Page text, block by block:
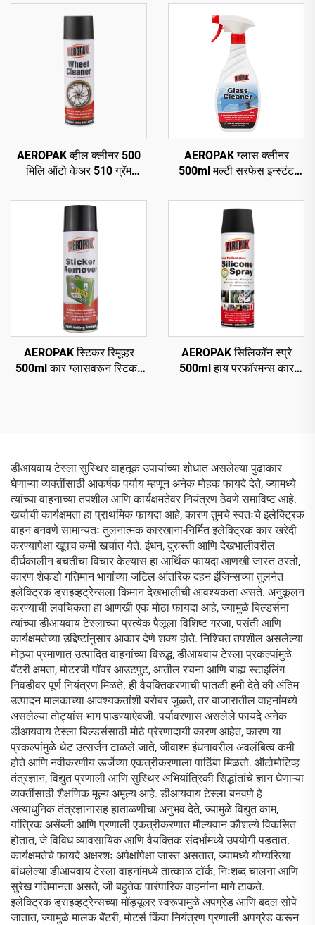
AEROPAK व्हील क्लीनर 500
मिलि ऑटो केअर 510 ग्रॅम
AEROPAK ग्लास क्लीनर
500ml मल्टी सरफेस इन्स्टंट
हाऊसहोल्ड
AEROPAK स्टिकर रिमूव्हर
500ml कार ग्लासवरून स्टिकर
AEROPAK सिलिकॉन स्प्रे
500ml हाय परफॉरमन्स कार
डीआयवाय टेस्ला सुस्थिर वाहतूक उपायांच्या शोधात असलेल्या पुढाकार
घेणाऱ्या व्यक्तींसाठी आकर्षक पर्याय म्हणून अनेक मोहक फायदे देते, ज्यामध्ये
त्यांच्या वाहनाच्या तपशील आणि कार्यक्षमतेवर नियंत्रण ठेवणे समाविष्ट आहे.
खर्चाची कार्यक्षमता हा प्राथमिक फायदा आहे, कारण तुमचे स्वतःचे इलेक्ट्रिक
वाहन बनवणे सामान्यतः तुलनात्मक कारखाना-निर्मित इलेक्ट्रिक कार खरेदी
करण्यापेक्षा खूपच कमी खर्चात येते. इंधन, दुरुस्ती आणि देखभालीवरील
दीर्घकालीन बचतीचा विचार केल्यास हा आर्थिक फायदा आणखी जास्त ठरतो,
कारण शेकडो गतिमान भागांच्या जटिल आंतरिक दहन इंजिन्सच्या तुलनेत
इलेक्ट्रिक ड्राइव्हट्रेन्सला किमान देखभालीची आवश्यकता असते. अनुकूलन
करण्याची लवचिकता हा आणखी एक मोठा फायदा आहे, ज्यामुळे बिल्डर्सना
त्यांच्या डीआयवाय टेस्लाच्या प्रत्येक पैलूला विशिष्ट गरजा, पसंती आणि
कार्यक्षमतेच्या उद्दिष्टांनुसार आकार देणे शक्य होते. निश्चित तपशील असलेल्या
मोठ्या प्रमाणात उत्पादित वाहनांच्या विरुद्ध, डीआयवाय टेस्ला प्रकल्पांमुळे
बॅटरी क्षमता, मोटरची पॉवर आउटपुट, आतील रचना आणि बाह्य स्टाइलिंग
निवडीवर पूर्ण नियंत्रण मिळते. ही वैयक्तिकरणाची पातळी हमी देते की अंतिम
उत्पादन मालकाच्या आवश्यकतांशी बरोबर जुळते, तर बाजारातील वाहनांमध्ये
असलेल्या तोट्यांस भाग पाडण्याऐवजी. पर्यावरणास असलेले फायदे अनेक
डीआयवाय टेस्ला बिल्डर्ससाठी मोठे प्रेरणादायी कारण आहेत, कारण या
प्रकल्पांमुळे थेट उत्सर्जन टाळले जाते, जीवाश्म इंधनावरील अवलंबित्व कमी
होते आणि नवीकरणीय ऊर्जेच्या एकत्रीकरणाला पाठिंबा मिळतो. ऑटोमोटिव्ह
तंत्रज्ञान, विद्युत प्रणाली आणि सुस्थिर अभियांत्रिकी सिद्धांतांचे ज्ञान घेणाऱ्या
व्यक्तींसाठी शैक्षणिक मूल्य अमूल्य आहे. डीआयवाय टेस्ला बनवणे हे
अत्याधुनिक तंत्रज्ञानासह हाताळणीचा अनुभव देते, ज्यामुळे विद्युत काम,
यांत्रिक असेंब्ली आणि प्रणाली एकत्रीकरणात मौल्यवान कौशल्ये विकसित
होतात, जे विविध व्यावसायिक आणि वैयक्तिक संदर्भांमध्ये उपयोगी पडतात.
कार्यक्षमतेचे फायदे अक्षरशः अपेक्षांपेक्षा जास्त असतात, ज्यामध्ये योग्यरित्या
बांधलेल्या डीआयवाय टेस्ला वाहनांमध्ये तात्काळ टॉर्क, निःशब्द चालना आणि
सुरेख गतिमानता असते, जी बहुतेक पारंपारिक वाहनांना मागे टाकते.
इलेक्ट्रिक ड्राइव्हट्रेन्सच्या मॉड्यूलर स्वरूपामुळे अपग्रेड आणि बदल सोपे
जातात, ज्यामुळे मालक बॅटरी, मोटर्स किंवा नियंत्रण प्रणाली अपग्रेड करून